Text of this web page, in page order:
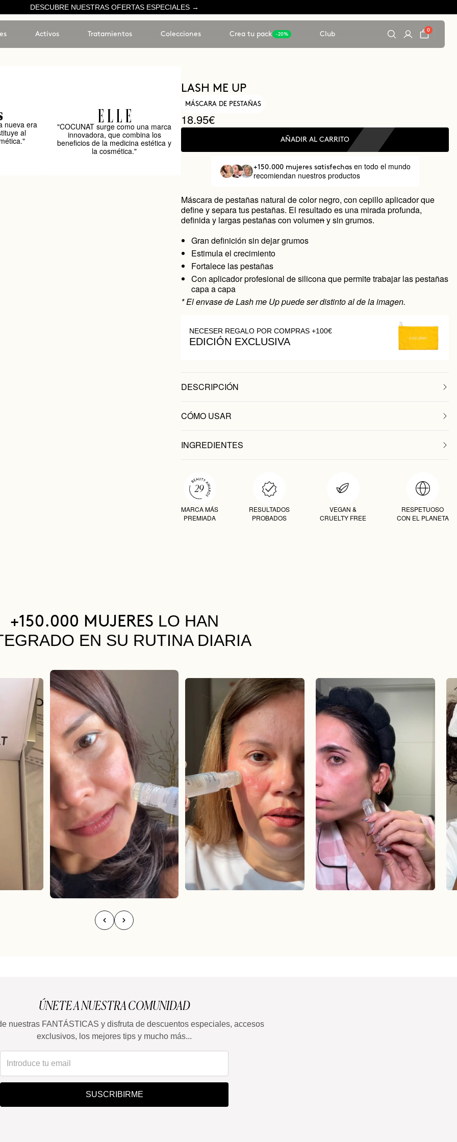
DESCUBRE NUESTRAS OFERTAS ESPECIALES →
Activos Tratamientos Colecciones Crea tu pack -20% Club
0
nueva era
al
"COCUNAT surge como una marca
innovadora, que combina los
beneficios de la medicina estética y
la cosmética."
LASH ME UP
MÁSCARA DE PESTAÑAS
18.95€
AÑADIR AL CARRITO
+150.000 mujeres satisfechas en todo el mundo
recomiendan nuestros productos
Máscara de pestañas natural de color negro, con cepillo aplicador que
define y separa tus pestañas. El resultado es una mirada profunda,
definida y largas pestañas con volumeny sin grumos.
Gran definición sin dejar grumos
Estimula el crecimiento
Fortalece las pestañas
Con aplicador profesional de silicona que permite trabajar las pestañas
capa a capa
* El envase de Lash me Up puede ser distinto al de la imagen.
NECESER REGALO POR COMPRAS +100€
EDICIÓN EXCLUSIVA
DESCRIPCIÓN
CÓMO USAR
INGREDIENTES
MARCA MÁS
PREMIADA
RESULTADOS
PROBADOS
VEGAN &
CRUELTY FREE
RESPETUOSO
CON EL PLANETA
+150.000 MUJERES LO HAN
EN SU RUTINA DIARIA
ÚNETE A NUESTRA COMUNIDAD
nuestras FANTÁSTICAS y disfruta de descuentos especiales, accesos
exclusivos, los mejores tips y mucho más...
SUSCRIBIRME